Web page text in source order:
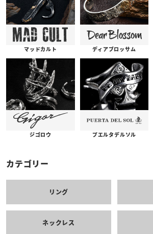
マッドカルト ディアブロッサム
ジゴロウ プエルタデルソル
カテゴリー
リング
ネックレス